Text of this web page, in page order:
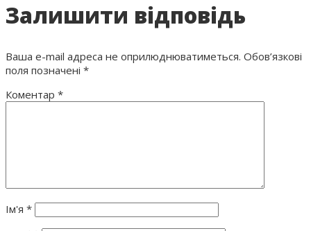
Залишити відповідь
Ваша e-mail адреса не оприлюднюватиметься. Обов’язкові
поля позначені *
Коментар *
Ім'я *